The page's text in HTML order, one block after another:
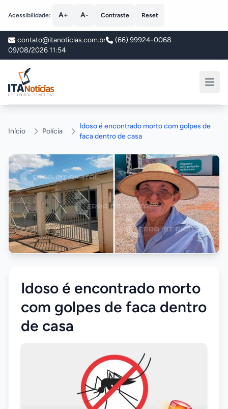
Acessibilidade: A+ A- Contraste Reset
contato@itanoticias.com.br
(66) 99924-0068
09/08/2026 11:54
ITA Notícias
Início Polícia
Idoso é encontrado morto com golpes de
faca dentro de casa
Idoso é encontrado morto
com golpes de faca dentro
de casa